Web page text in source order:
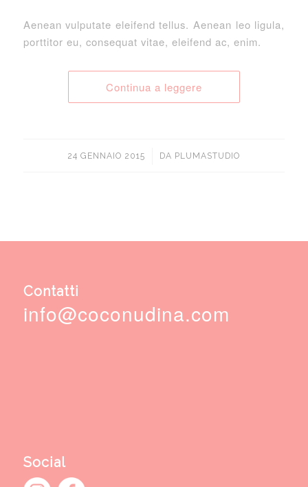
Aenean vulputate eleifend tellus. Aenean leo ligula,
porttitor eu, consequat vitae, eleifend ac, enim.
Continua a leggere
24 GENNAIO 2015
/ DA PLUMASTUDIO
Contatti
info@coconudina.com
Social